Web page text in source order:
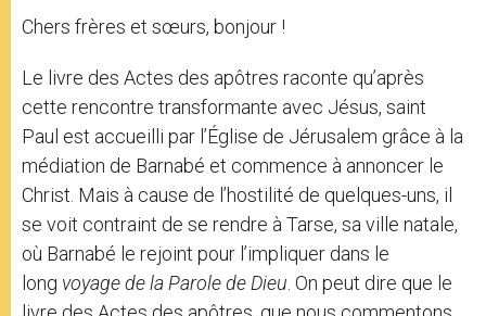
Chers frères et sœurs, bonjour !
Le livre des Actes des apôtres raconte qu’après
cette rencontre transformante avec Jésus, saint
Paul est accueilli par l’Église de Jérusalem grâce à la
médiation de Barnabé et commence à annoncer le
Christ. Mais à cause de l’hostilité de quelques-uns, il
se voit contraint de se rendre à Tarse, sa ville natale,
où Barnabé le rejoint pour l’impliquer dans le
long voyage de la Parole de Dieu . On peut dire que le